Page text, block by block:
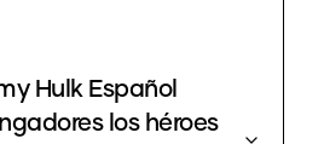
Hulk Español
los héroes